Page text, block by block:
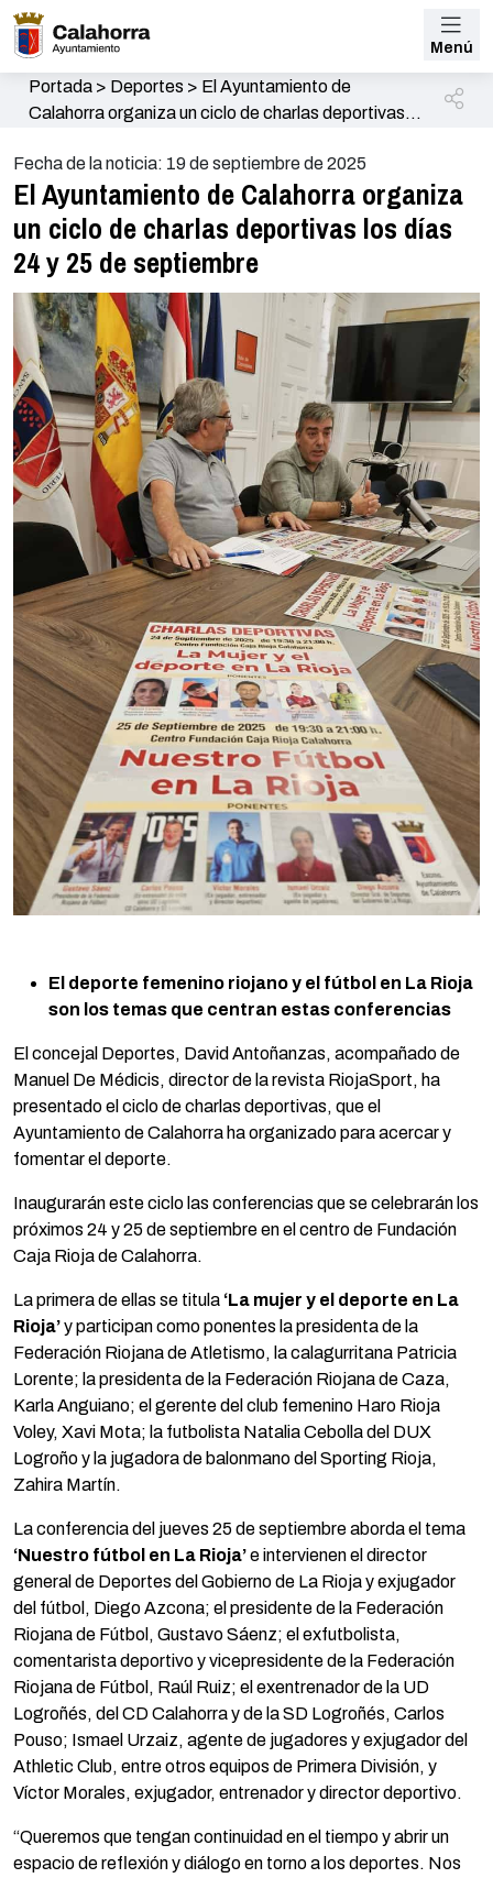
Menú
Portada> Deportes > El Ayuntamiento de
Calahorra organiza un ciclo de charlas deportivas
Fecha de la noticia: 19 de septiembre de 2025
El Ayuntamiento de Calahorra organiza
un ciclo de charlas deportivas los días
24 y 25 de septiembre
El deporte femenino riojano y el fútbol en La Rioja
son los temas que centran estas conferencias
El concejal Deportes, David Antoñanzas, acompañado de
Manuel De Médicis, director de la revista RiojaSport, ha
presentado el ciclo de charlas deportivas, que el
Ayuntamiento de Calahorra ha organizado para acercar y
fomentar el deporte.
Inaugurarán este ciclo las conferencias que se celebrarán los
próximos 24 y 25 de septiembre en el centro de Fundación
Caja Rioja de Calahorra.
La primera de ellas se titula ‘La mujer y el deporte en La
Rioja’y participan como ponentes la presidenta de la
Federación Riojana de Atletismo, la calagurritana Patricia
Lorente; la presidenta de la Federación Riojana de Caza,
Karla Anguiano; el gerente del club femenino Haro Rioja
Voley, Xavi Mota; la futbolista Natalia Cebolla del DUX
Logroño y la jugadora de balonmano del Sporting Rioja,
Zahira Martín.
La conferencia del jueves 25 de septiembre aborda el tema
‘Nuestro fútbol en La Rioja’e intervienen el director
general de Deportes del Gobierno de La Rioja y exjugador
del fútbol, Diego Azcona; el presidente de la Federación
Riojana de Fútbol, Gustavo Sáenz; el exfutbolista,
comentarista deportivo y vicepresidente de la Federación
Riojana de Fútbol, Raúl Ruiz; el exentrenador de la UD
Logroñés, del CD Calahorra y de la SD Logroñés, Carlos
Pouso; Ismael Urzaiz, agente de jugadores y exjugador del
Athletic Club, entre otros equipos de Primera División, y
Víctor Morales, exjugador, entrenador y director deportivo.
“Queremos que tengan continuidad en el tiempo y abrir un
espacio de reflexión y diálogo en torno a los deportes. Nos